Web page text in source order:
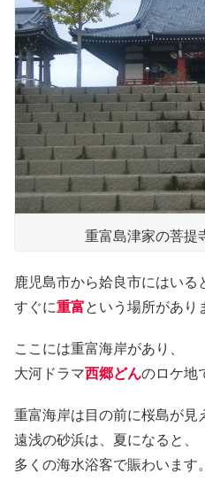
重富島津家の菩提
鹿児島市から姶良市にはいる
すぐに重富という場所があり
ここには重富海岸があり、
大河ドラマ西郷どんのロケ地
重富海岸は目の前に桜島が見
遠浅の砂浜は、夏になると、
多くの海水浴客で賑わいます。